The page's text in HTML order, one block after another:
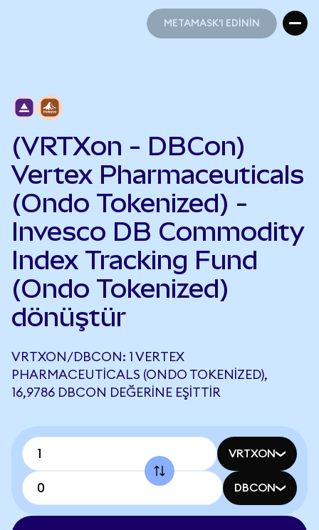
METAMASK'I EDİNİN
(VRTXon - DBCon)
Vertex Pharmaceuticals
(Ondo Tokenized) -
Invesco DB Commodity
Index Tracking Fund
(Ondo Tokenized)
dönüştür
VRTXON/DBCON: 1 VERTEX
PHARMACEUTICALS (ONDO TOKENIZED),
16,9786 DBCON DEĞERINE EŞITTIR
VRTXON
DBCON